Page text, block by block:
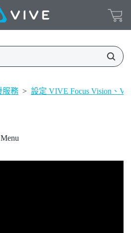
服務 > 設定 VIVE Focus Vision、